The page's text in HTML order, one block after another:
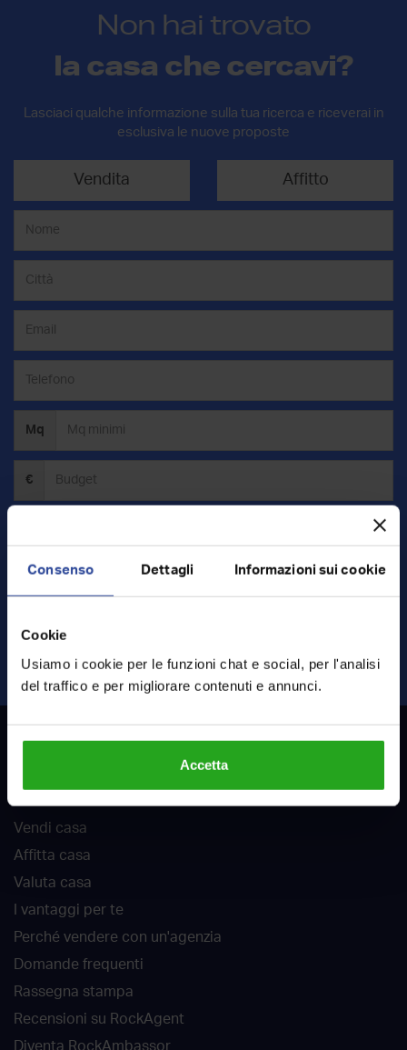
Consenso Dettagli Informazioni sui cookie
Cookie
Usiamo i cookie per le funzioni chat e social, per l'analisi
del traffico e per migliorare contenuti e annunci.
Accetta
Non hai trovato
la casa che cercavi?
Lasciaci qualche informazione sulla tua ricerca e riceverai in
esclusiva le nuove proposte
Vendita Affitto
Mq
€
Ho letto e accetto
Vendi casa
Affitta casa
Valuta casa
I vantaggi per te
Perché vendere con un'agenzia
Domande frequenti
Rassegna stampa
Recensioni su RockAgent
Diventa RockAmbassor